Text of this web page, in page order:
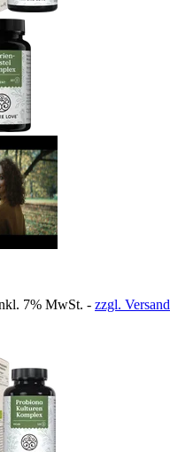
7% MwSt. - zzgl. Versand